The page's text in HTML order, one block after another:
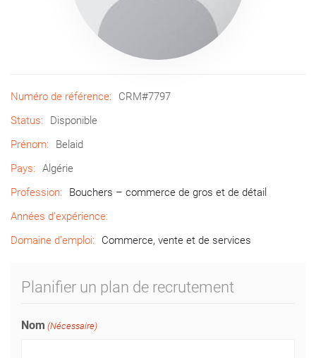
Numéro de référence:
CRM#7797
Status:
Disponible
Prénom:
Belaid
Pays:
Algérie
Profession:
Bouchers – commerce de gros et de détail
Années d’expérience:
Domaine d’emploi:
Commerce, vente et de services
Planifier un plan de recrutement
Nom (Nécessaire)